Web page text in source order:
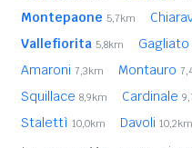
Montepaone 5,7km
Vallefiorita 5,8km Gagliato
Amaroni 7,3km Montauro
Squillace 8,9km Cardinale
Stalettì 10,0km Davoli 10,2km